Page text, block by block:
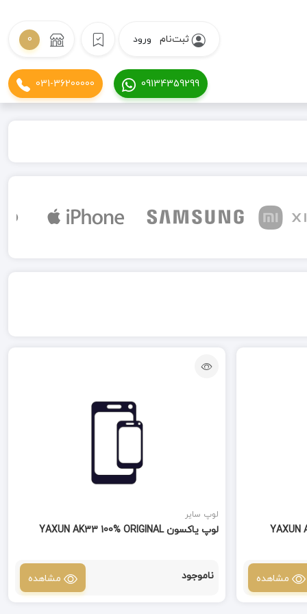
ثبت‌نام ورود 0
09134359299
031-36200000
مشاهده
لوپ سایر
لوپ یاکسون YAXUN AK33 100% ORIGINAL
ناموجود مشاهده